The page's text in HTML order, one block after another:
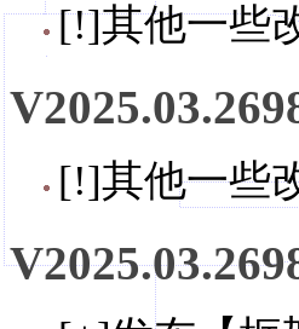
[!]其他一些
[!]其他一些